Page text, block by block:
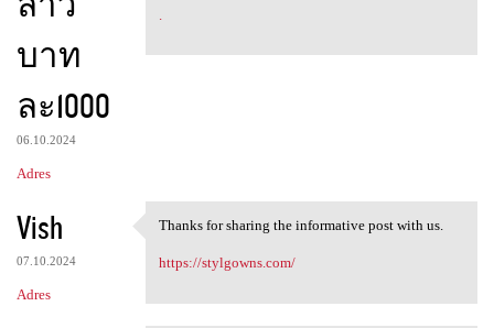
บาท
ละ1000
06.10.2024
Adres
Vish
07.10.2024
Adres
Thanks for sharing the
Thanks for sharing the informative post with us.
https://stylgowns.com/